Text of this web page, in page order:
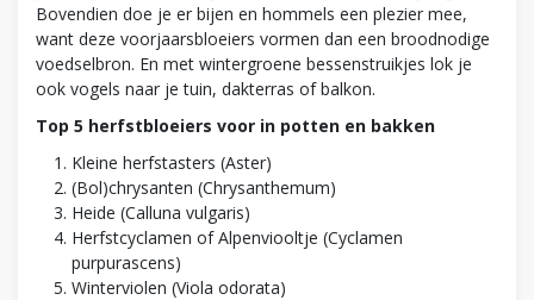
Bovendien doe je er bijen en hommels een plezier mee,
want deze voorjaarsbloeiers vormen dan een broodnodige
voedselbron. En met wintergroene bessenstruikjes lok je
ook vogels naar je tuin, dakterras of balkon.
Top 5 herfstbloeiers voor in potten en bakken
Kleine herfstasters (Aster)
(Bol)chrysanten (Chrysanthemum)
Heide (Calluna vulgaris)
Herfstcyclamen of Alpenviooltje (Cyclamen
purpurascens)
Winterviolen (Viola odorata)